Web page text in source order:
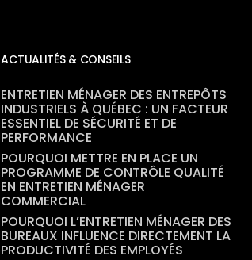
ACTUALITÉS & CONSEILS
ENTRETIEN MÉNAGER DES ENTREPÔTS
INDUSTRIELS À QUÉBEC : UN FACTEUR
ESSENTIEL DE SÉCURITÉ ET DE
PERFORMANCE
POURQUOI METTRE EN PLACE UN
PROGRAMME DE CONTRÔLE QUALITÉ
EN ENTRETIEN MÉNAGER
COMMERCIAL
POURQUOI L’ENTRETIEN MÉNAGER DES
BUREAUX INFLUENCE DIRECTEMENT LA
PRODUCTIVITÉ DES EMPLOYÉS